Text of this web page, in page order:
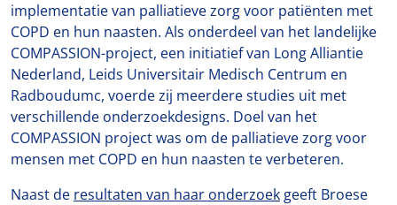
implementatie van palliatieve zorg voor patiënten met
COPD en hun naasten. Als onderdeel van het landelijke
COMPASSION-project, een initiatief van Long Alliantie
Nederland, Leids Universitair Medisch Centrum en
Radboudumc, voerde zij meerdere studies uit met
verschillende onderzoekdesigns. Doel van het
COMPASSION project was om de palliatieve zorg voor
mensen met COPD en hun naasten te verbeteren.
Naast de resultaten van haar onderzoek geeft Broese